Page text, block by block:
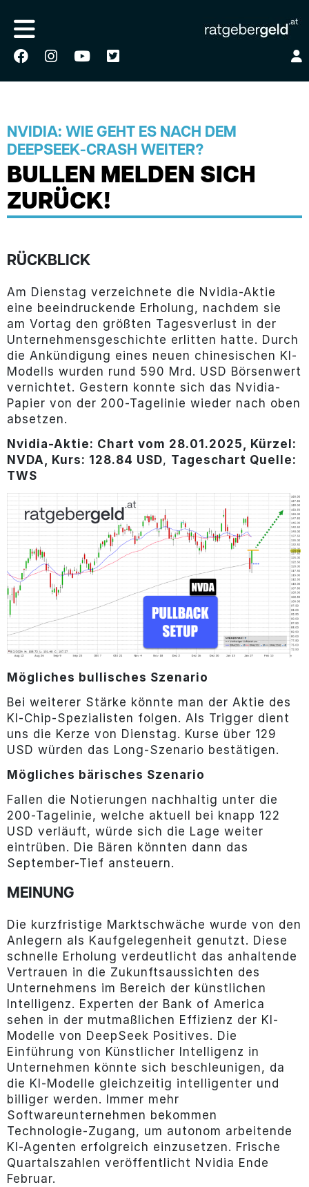
NVIDIA: WIE GEHT ES NACH DEM
DEEPSEEK-CRASH WEITER?
BULLEN MELDEN SICH
ZURÜCK!
RÜCKBLICK
Am Dienstag verzeichnete die Nvidia-Aktie
eine beeindruckende Erholung, nachdem sie
am Vortag den größten Tagesverlust in der
Unternehmensgeschichte erlitten hatte. Durch
die Ankündigung eines neuen chinesischen KI-
Modells wurden rund 590 Mrd. USD Börsenwert
vernichtet. Gestern konnte sich das Nvidia-
Papier von der 200-Tagelinie wieder nach oben
absetzen.
Nvidia-Aktie: Chart vom 28.01.2025, Kürzel:
NVDA, Kurs: 128.84 USD, Tageschart Quelle:
TWS
Mögliches bullisches Szenario
Bei weiterer Stärke könnte man der Aktie des
KI-Chip-Spezialisten folgen. Als Trigger dient
uns die Kerze von Dienstag. Kurse über 129
USD würden das Long-Szenario bestätigen.
Mögliches bärisches Szenario
Fallen die Notierungen nachhaltig unter die
200-Tagelinie, welche aktuell bei knapp 122
USD verläuft, würde sich die Lage weiter
eintrüben. Die Bären könnten dann das
September-Tief ansteuern.
MEINUNG
Die kurzfristige Marktschwäche wurde von den
Anlegern als Kaufgelegenheit genutzt. Diese
schnelle Erholung verdeutlicht das anhaltende
Vertrauen in die Zukunftsaussichten des
Unternehmens im Bereich der künstlichen
Intelligenz. Experten der Bank of America
sehen in der mutmaßlichen Effizienz der KI-
Modelle von DeepSeek Positives. Die
Einführung von Künstlicher Intelligenz in
Unternehmen könnte sich beschleunigen, da
die KI-Modelle gleichzeitig intelligenter und
billiger werden. Immer mehr
Softwareunternehmen bekommen
Technologie-Zugang, um autonom arbeitende
KI-Agenten erfolgreich einzusetzen. Frische
Quartalszahlen veröffentlicht Nvidia Ende
Februar.